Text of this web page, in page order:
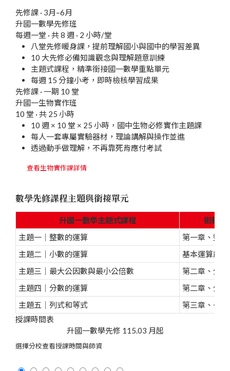
先修課 · 3月–6月
升國一數學先修班
每週一堂 · 共 8 週 · 2 小時/堂
八堂先修暖身課，提前理解國小與國中的學習差異
10 大先修必備知識觀念與理解題意訓練
主題式課程，精準銜接國一數學重點單元
每週 15 分鐘小考，即時檢核學習成果
先修課 · 一期 10 堂
升國一生物實作班
10 堂 · 共 25 小時
10 週 × 10 堂 × 25 小時，國中生物必修實作主題課
每人一套專屬實驗器材，理論講解與操作並進
透過動手做理解，不再靠死背應付考試
查看生物實作課詳情
數學先修課程主題與銜接單元
升國一數學主題式課程
銜接國
主題一｜整數的運算
第一章、整
主題二｜小數的運算
基本運算能
主題三｜最大公因數與最小公倍數
第二章、分
主題四｜分數的運算
第二章、分
主題五｜列式和等式
第三章、一
授課時間表
升國一數學先修 115.03 月起
選擇分校查看授課時間與師資